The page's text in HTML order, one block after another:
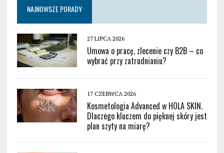
NAJNOWSZE PORADY
27 LIPCA 2026
Umowa o pracę, zlecenie czy B2B – co
wybrać przy zatrudnianiu?
17 CZERWCA 2026
Kosmetologia Advanced w HOLA SKIN.
Dlaczego kluczem do pięknej skóry jest
plan szyty na miarę?